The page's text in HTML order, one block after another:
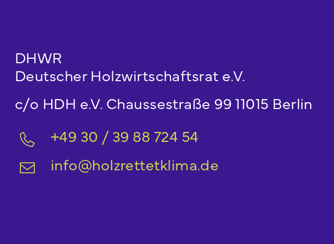
DHWR
Deutscher Holzwirtschaftsrat e.V.
c/o HDH e.V. Chaussestraße 99 11015 Berlin
+49 30 / 39 88 724 54
info@holzrettetklima.de